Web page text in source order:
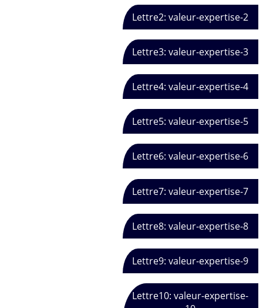
Lettre2: valeur-expertise-2
Lettre3: valeur-expertise-3
Lettre4: valeur-expertise-4
Lettre5: valeur-expertise-5
Lettre6: valeur-expertise-6
Lettre7: valeur-expertise-7
Lettre8: valeur-expertise-8
Lettre9: valeur-expertise-9
Lettre10: valeur-expertise-